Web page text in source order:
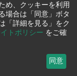
め、クッキーを利用
場合は「同意」ボタ
「詳細を見る」をク
トポリシー をご確
同意